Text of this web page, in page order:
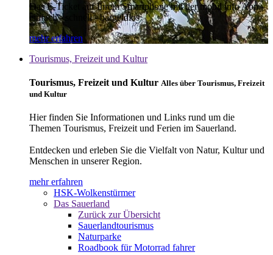
Das E-Ticket auf Ihrem Smartphone mit der mobil info App -
einfach - schnell - bargeldlos
mehr erfahren
Tourismus, Freizeit und Kultur
Tourismus, Freizeit und Kultur Alles über Tourismus, Freizeit
und Kultur
Hier finden Sie Informationen und Links rund um die
Themen Tourismus, Freizeit und Ferien im Sauerland.
Entdecken und erleben Sie die Vielfalt von Natur, Kultur und
Menschen in unserer Region.
mehr erfahren
HSK-Wolkenstürmer
Das Sauerland
Zurück zur Übersicht
Sauerlandtourismus
Naturparke
Roadbook für Motorrad fahrer